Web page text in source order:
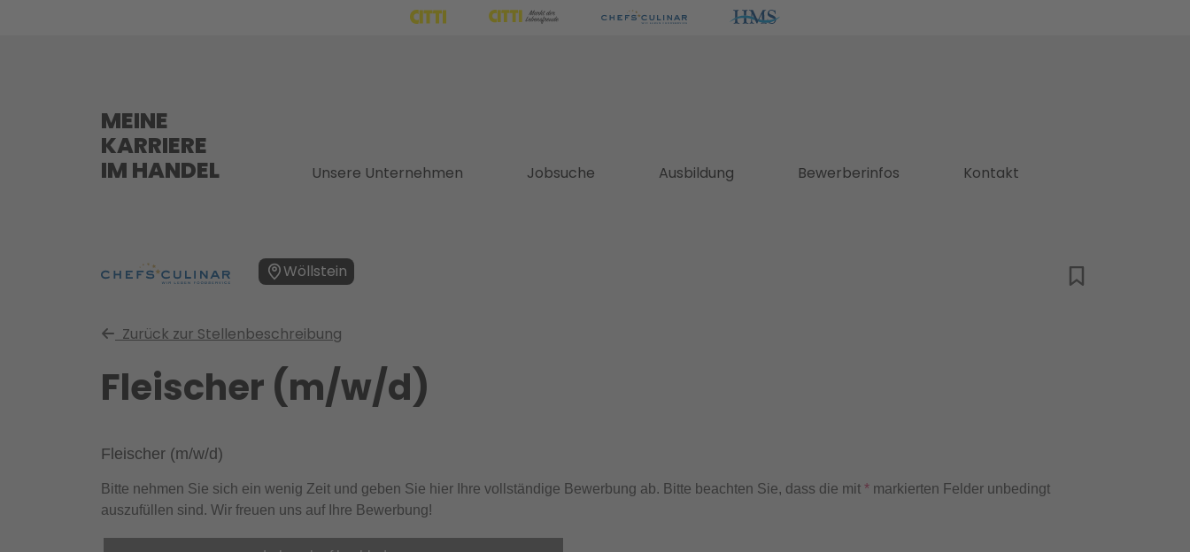
MEINE
KARRIERE
IM HANDEL
Unsere Unternehmen Jobsuche Ausbildung Bewerberinfos Kontakt
Wöllstein
Zurück zur Stellenbeschreibung
Fleischer (m/w/d)